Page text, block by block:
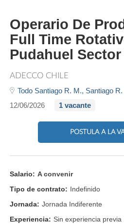
Operario De
Full Time
Pudahuel
ADECCO CHILE
Todo Santiago R. M., Santiago R.
12/06/2026
1 vacante
POSTULA A LA
Salario: A convenir
Tipo de contrato: Indefinido
Jornada: Jornada Indiferente
Experiencia: Sin experiencia previa